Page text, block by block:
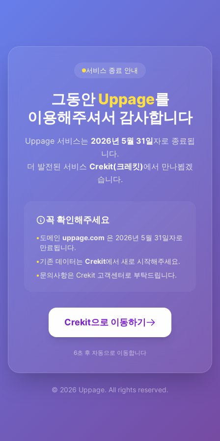
서비스 종료 안내
그동안Uppage를
이용해주셔서 감사합니다
Uppage 서비스는 2026년 5월 31일자로 종료됩
니다.
더 발전된 서비스 Crekit(크레킷)에서 만나뵙겠
습니다.
꼭 확인해주세요
• 도메인 uppage.com 은 2026년 5월 31일자로
만료됩니다.
•기존 데이터는 Crekit에서 새로 시작해주세요.
•문의사항은 Crekit 고객센터로 부탁드립니다.
Crekit으로 이동하기
6초 후 자동으로 이동합니다
© 2026 Uppage. All rights reserved.